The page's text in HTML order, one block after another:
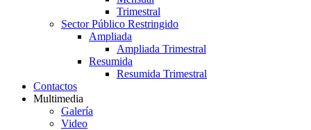
Trimestral
Sector Público Restringido
Ampliada
Ampliada Trimestral
Resumida
Resumida Trimestral
Contactos
Multimedia
Galería
Video